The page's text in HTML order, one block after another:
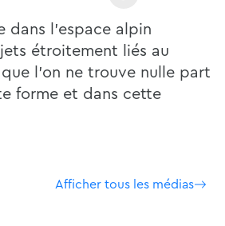
dans l'espace alpin
étroitement liés au
l'on ne trouve nulle part
forme et dans cette
Afficher tous les médias